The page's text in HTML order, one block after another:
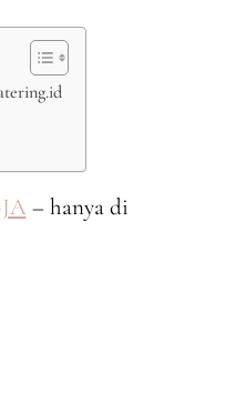
– hanya di